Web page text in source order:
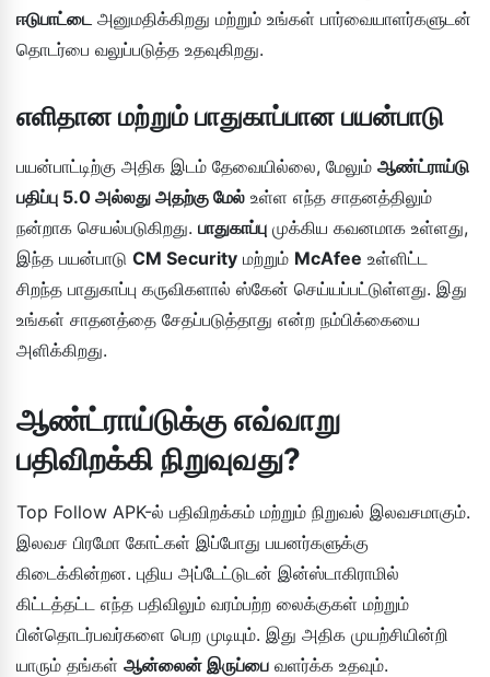
ஈடுபாட்டை அனுமதிக்கிறது மற்றும் உங்கள் பார்வையாளர்களுடன்
தொடர்பை வலுப்படுத்த உதவுகிறது.
எளிதான மற்றும் பாதுகாப்பான பயன்பாடு
பயன்பாட்டிற்கு அதிக இடம் தேவையில்லை, மேலும் ஆண்ட்ராய்டு
பதிப்பு 5.0 அல்லது அதற்கு மேல் உள்ள எந்த சாதனத்திலும்
நன்றாக செயல்படுகிறது. பாதுகாப்பு முக்கிய கவனமாக உள்ளது,
இந்த பயன்பாடு CM Security மற்றும் McAfee உள்ளிட்ட
சிறந்த பாதுகாப்பு கருவிகளால் ஸ்கேன் செய்யப்பட்டுள்ளது. இது
உங்கள் சாதனத்தை சேதப்படுத்தாது என்ற நம்பிக்கையை
அளிக்கிறது.
ஆண்ட்ராய்டுக்கு எவ்வாறு
பதிவிறக்கி நிறுவுவது?
Top Follow APK-ல் பதிவிறக்கம் மற்றும் நிறுவல் இலவசமாகும்.
இலவச பிரமோ கோட்கள் இப்போது பயனர்களுக்கு
கிடைக்கின்றன. புதிய அப்டேட்டுடன் இன்ஸ்டாகிராமில்
கிட்டத்தட்ட எந்த பதிவிலும் வரம்பற்ற லைக்குகள் மற்றும்
பின்தொடர்பவர்களை பெற முடியும். இது அதிக முயற்சியின்றி
யாரும் தங்கள் ஆன்லைன் இருப்பை வளர்க்க உதவும்.